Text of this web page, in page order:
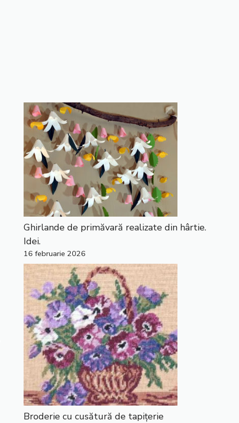
Ghirlande de primăvară realizate din hârtie.
Idei.
16 februarie 2026
Broderie cu cusătură de tapițerie